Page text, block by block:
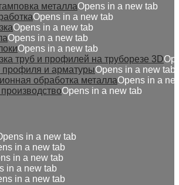
металлаOpens in a new tab
Opens in a new tab
Opens in a new tab
Opens in a new tab
Opens in a new tab
труб и профилей на труборезе 3D
профиля и арматурыOpens in a new tab
обработка металлаOpens in a
Opens in a new tab
in a new tab
in a new tab
in a new tab
in a new tab
in a new tab